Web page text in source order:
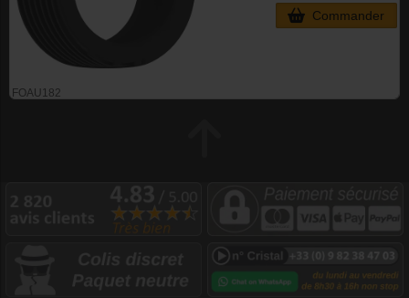
FOAU182
Commander